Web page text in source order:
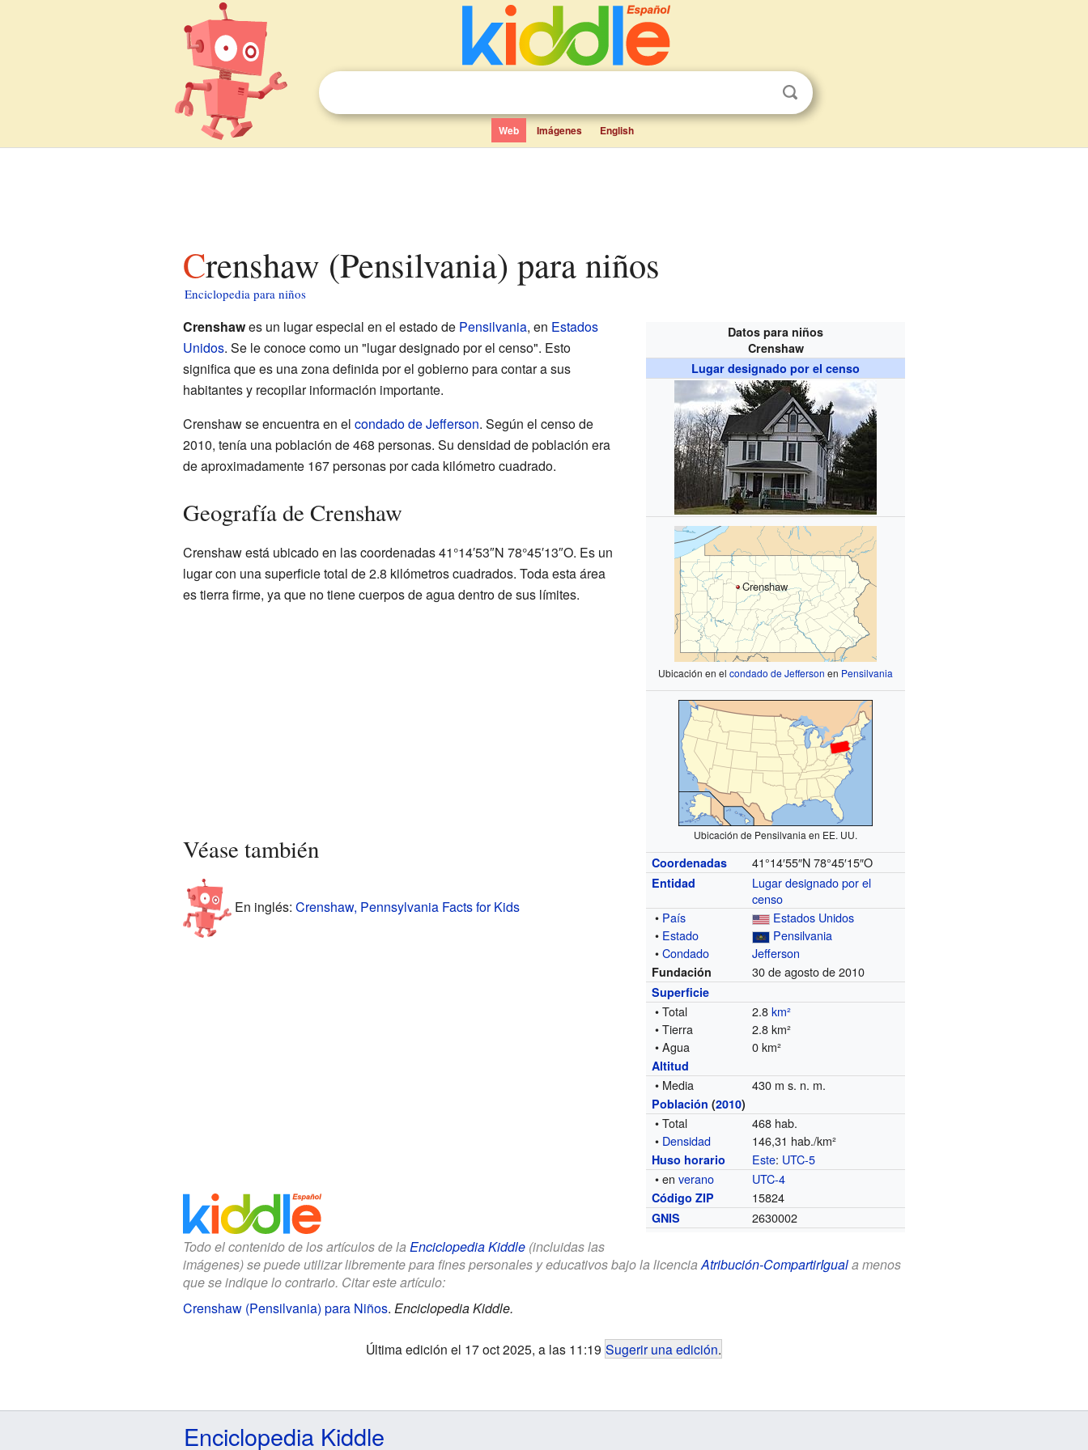
Web Imágenes English
Crenshaw (Pensilvania) para niños
Enciclopedia para niños
Datos para niños
Crenshaw
Lugar designado por el censo
Crenshaw
Ubicación en elcondado de Jefferson en Pensilvania
Ubicación de Pensilvania en EE. UU.
Coordenadas 41°14′55″N 78°45′15″O
Entidad
Lugar designado por el
censo
• País
Estados Unidos
• Estado
Pensilvania
•Condado Jefferson
Fundación 30 de agosto de 2010
Superficie
• Total 2.8km²
• Tierra
2.8 km²
• Agua
0 km²
Altitud
• Media 430 m s. n. m.
Población (2010)
• Total
468 hab.
• Densidad 146,31 hab./km²
Huso horario Este: UTC-5
• enverano UTC-4
Código ZIP 15824
GNIS 2630002
Crenshawes un lugar especial en el estado de Pensilvania, en Estados
Unidos. Se le conoce como un "lugar designado por el censo". Esto
significa que es una zona definida por el gobierno para contar a sus
habitantes y recopilar información importante.
Crenshaw se encuentra en el condado de Jefferson. Según el censo de
2010, tenía una población de 468 personas. Su densidad de población era
de aproximadamente 167 personas por cada kilómetro cuadrado.
Geografía de Crenshaw
Crenshaw está ubicado en las coordenadas 41°14′53″N 78°45′13″O. Es un
lugar con una superficie total de 2.8 kilómetros cuadrados. Toda esta área
es tierra firme, ya que no tiene cuerpos de agua dentro de sus límites.
Véase también
En inglés: Crenshaw, Pennsylvania Facts for Kids
Todo el contenido de los artículos de la Enciclopedia Kiddle(incluidas las
imágenes) se puede utilizar libremente para fines personales y educativos bajo la licenciaAtribución-CompartirIguala menos
que se indique lo contrario. Citar este artículo:
Crenshaw (Pensilvania) para Niños. Enciclopedia Kiddle.
Última edición el 17 oct 2025, a las 11:19 Sugerir una edición.
Enciclopedia Kiddle